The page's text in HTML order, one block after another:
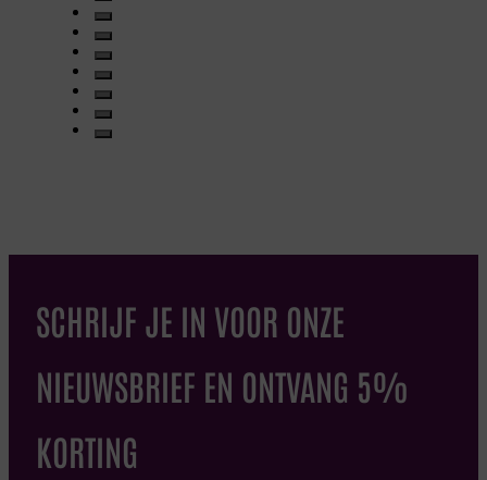
SCHRIJF JE IN VOOR ONZE
NIEUWSBRIEF EN ONTVANG 5%
KORTING